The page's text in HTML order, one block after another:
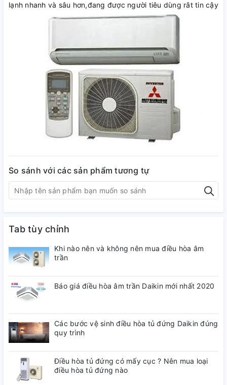
lạnh nhanh và sâu hơn,đang được người tiêu dùng rât tin cậy
So sánh với các sản phẩm tương tự
Tab tùy chỉnh
Khi nào nên và không nên mua điều hòa âm
trần
Báo giá điều hòa âm trần Daikin mới nhất 2020
Các bước vệ sinh điều hòa tủ đứng Daikin đúng
quy trình
Điều hòa tủ đứng có mấy cục ? Nên mua loại
điều hòa tủ đứng nào